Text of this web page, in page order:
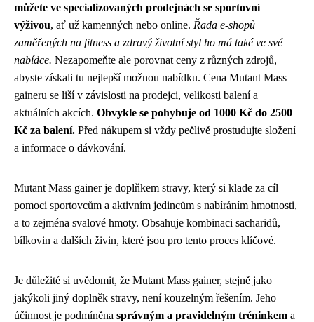
můžete ve specializovaných prodejnách se sportovní
výživou, ať už kamenných nebo online. Řada e-shopů
zaměřených na fitness a zdravý životní styl ho má také ve své
nabídce. Nezapomeňte ale porovnat ceny z různých zdrojů,
abyste získali tu nejlepší možnou nabídku. Cena Mutant Mass
gaineru se liší v závislosti na prodejci, velikosti balení a
aktuálních akcích. Obvykle se pohybuje od 1000 Kč do 2500
Kč za balení. Před nákupem si vždy pečlivě prostudujte složení
a informace o dávkování.
Mutant Mass gainer je doplňkem stravy, který si klade za cíl
pomoci sportovcům a aktivním jedincům s nabíráním hmotnosti,
a to zejména svalové hmoty. Obsahuje kombinaci sacharidů,
bílkovin a dalších živin, které jsou pro tento proces klíčové.
Je důležité si uvědomit, že Mutant Mass gainer, stejně jako
jakýkoli jiný doplněk stravy, není kouzelným řešením. Jeho
účinnost je podmíněna správným a pravidelným tréninkem a